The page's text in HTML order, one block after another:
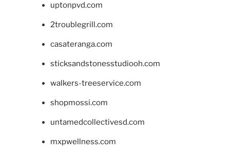
uptonpvd.com
2troublegrill.com
casateranga.com
sticksandstonesstudiooh.com
walkers-treeservice.com
shopmossi.com
untamedcollectivesd.com
mxpwellness.com